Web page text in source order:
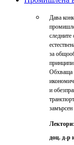
Дава
за
Обхваща
и
Лектори:
доц. д-р